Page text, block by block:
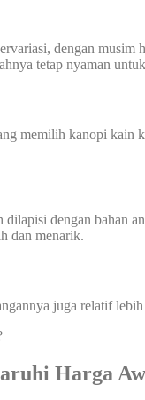
dengan musim
tetap nyaman
memilih kanopi kain
dengan bahan
dan menarik.
juga relatif
Harga